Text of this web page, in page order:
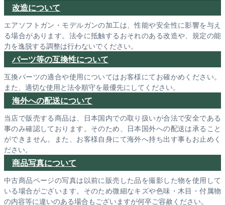
改造について
エアソフトガン・モデルガンの加工は、性能や安全性に影響を与え
る場合があります。法令に抵触するおそれのある改造や、規定の能
力を逸脱する調整は行わないでください。
パーツ等の互換性について
互換パーツの適合や使用についてはお客様にてお確かめください。
また、適切な使用と法令順守を最優先にしてください。
海外への配送について
当店で販売する商品は、日本国内での取り扱いが合法で安全である
事のみ確認しております。そのため、日本国外への配送は承ること
ができません。また、お客様自身にて海外へ持ち出す事もお止めく
ださい。
商品写真について
中古商品ページの写真は以前に販売した品を撮影した物を使用して
いる場合がございます。そのため微細なキズや色味・木目・付属物
の内容等に違いのある場合もございますが何卒ご容赦ください。